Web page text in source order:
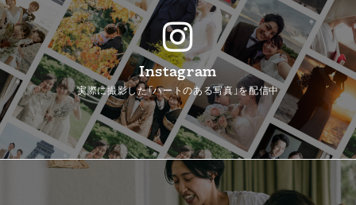
Instagram
実際に撮影した「ハートのある写真」を配信中